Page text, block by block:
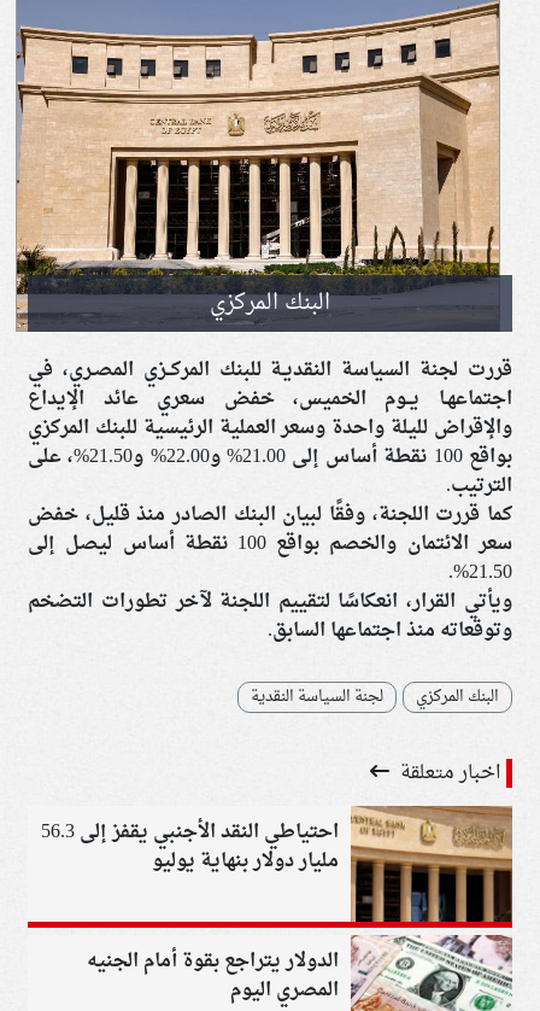
البنك المركزي
قررت لجنة السياسة النقديـة للبنك المركــزي المصـري، في
اجتماعهـا يــوم الخميس، خفض سعري عائد الإيداع
والإقراض لليلة واحدة وسعر العملية الرئيسية للبنك المركزي
بواقع 100 نقطة أساس إلى 21.00% و22.00% و21.50%، على
الترتيب.
كما قررت اللجنة، وفقًا لبيان البنك الصادر منذ قليل، خفض
سعر الائتمان والخصم بواقع 100 نقطة أساس ليصل إلى
21.50%.
ويأتي القرار، انعكاسًا لتقييم اللجنة لآخر تطورات التضخم
وتوقعاته منذ اجتماعها السابق.
البنك المركزي لجنة السياسة النقدية
اخبار متعلقة
احتياطي النقد الأجنبي يقفز إلى 56.3
مليار دولار بنهاية يوليو
الدولار يتراجع بقوة أمام الجنيه
المصري اليوم